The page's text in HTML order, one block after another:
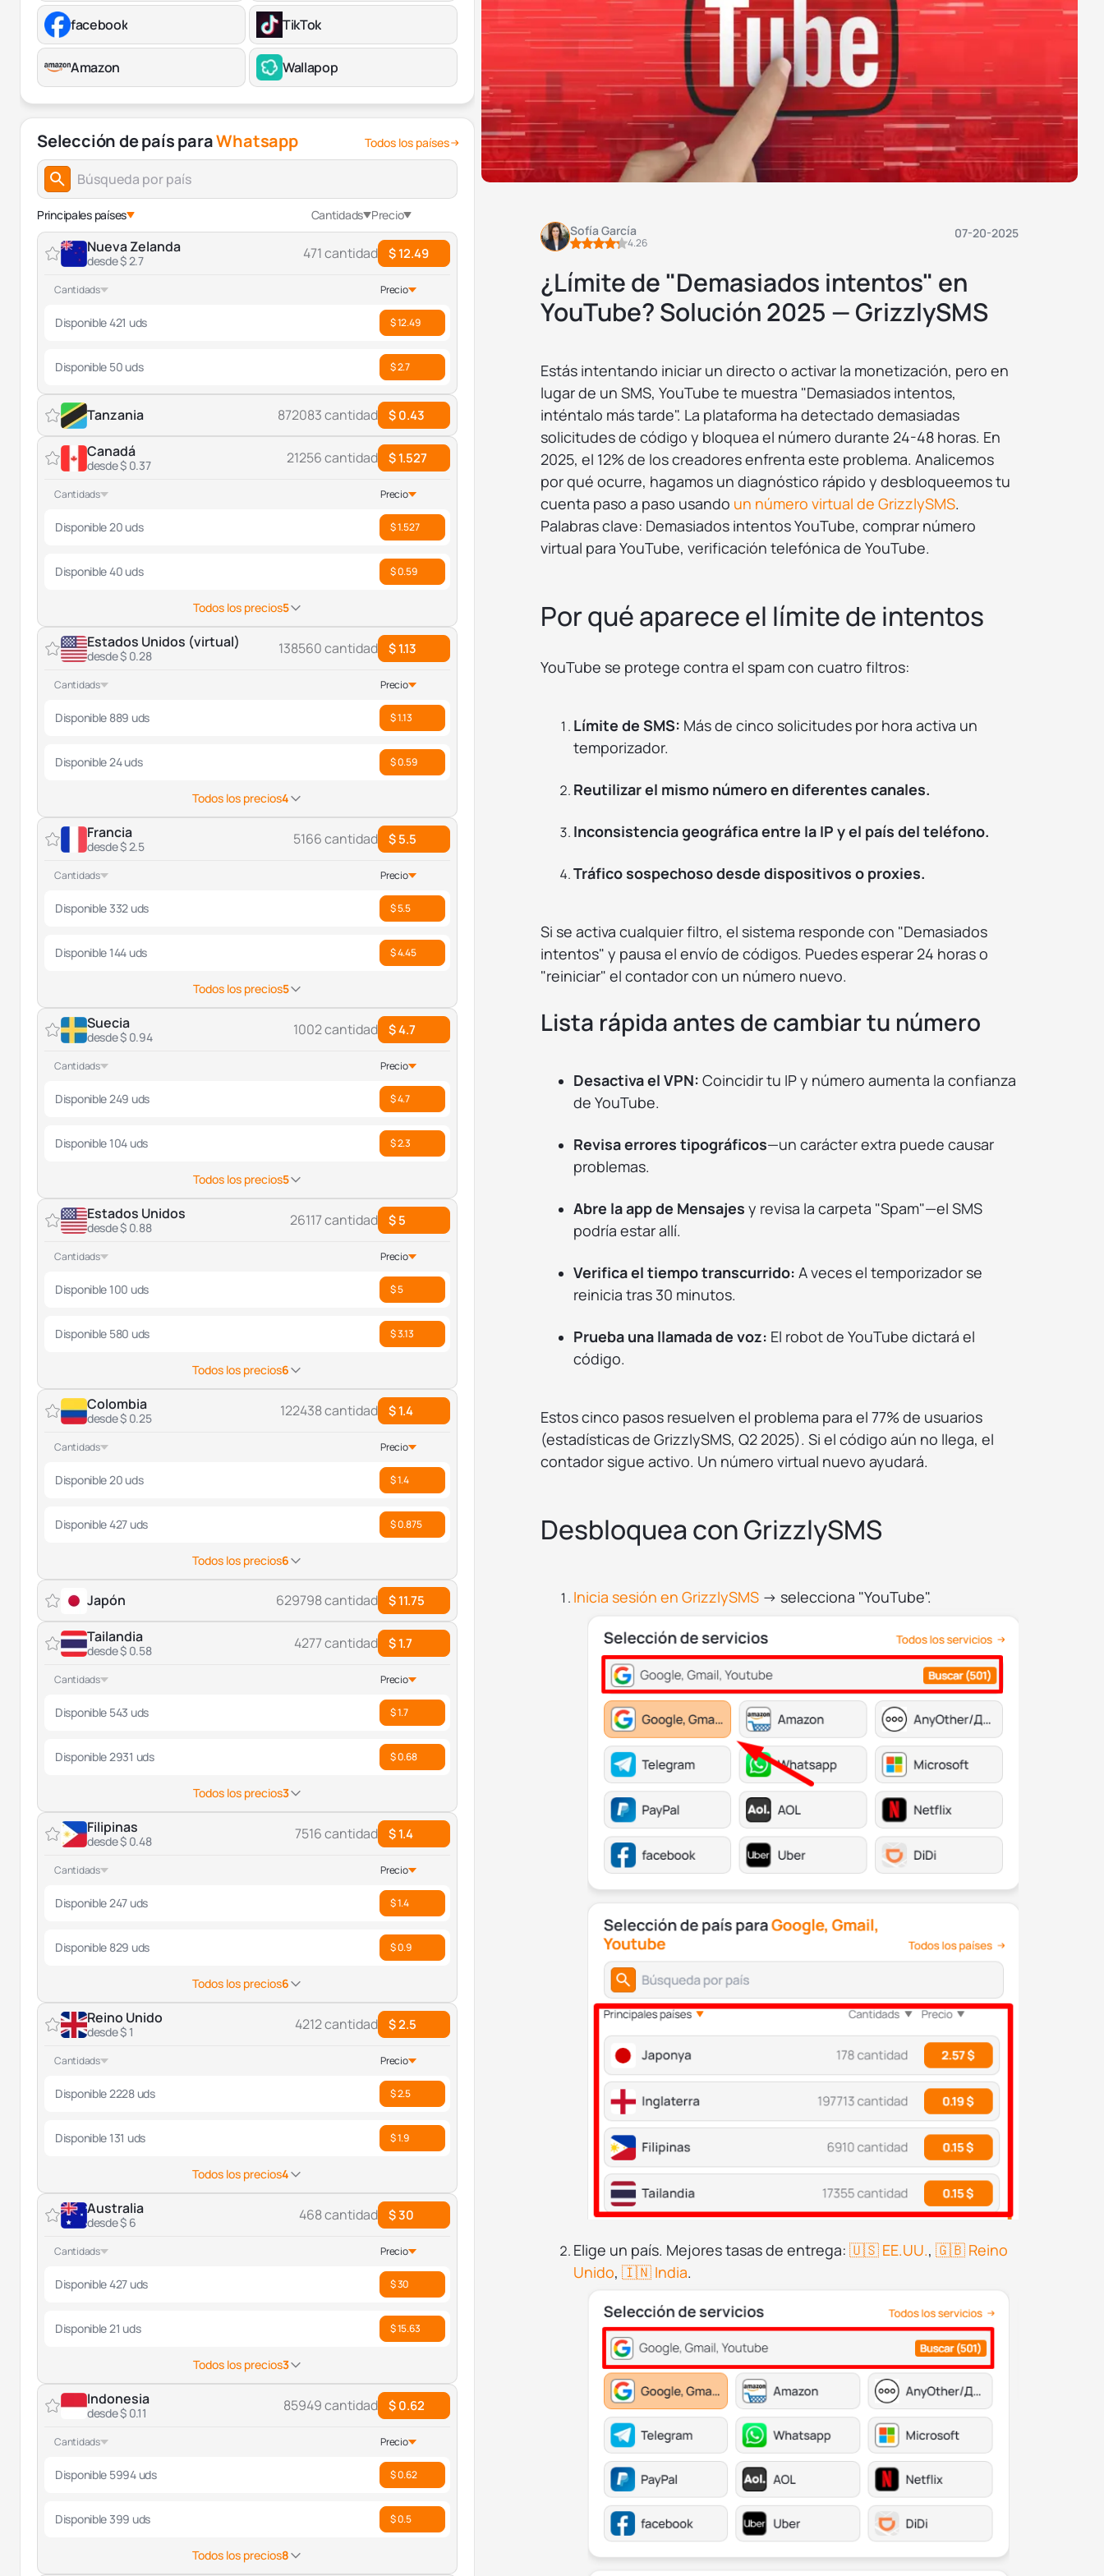
facebook TikTok
Amazon Wallapop
Selección de país paraWhatsapp Todos los países
Principales países Cantidads Precio
Nueva Zelanda
desde $ 2.7 471 cantidad $ 12.49
Cantidads Precio
Disponible 421 uds $ 12.49
Disponible 50 uds $ 2.7
Tanzania 872083 cantidad $ 0.43
Canadá
desde $ 0.37 21256 cantidad $ 1.527
Cantidads Precio
Disponible 20 uds $ 1.527
Disponible 40 uds $ 0.59
Todos los precios5
Estados Unidos (virtual)
desde $ 0.28 138560 cantidad $ 1.13
Cantidads Precio
Disponible 889 uds $ 1.13
Disponible 24 uds $ 0.59
Todos los precios4
Francia
desde $ 2.5 5166 cantidad $ 5.5
Cantidads Precio
Disponible 332 uds $ 5.5
Disponible 144 uds $ 4.45
Todos los precios5
Suecia
desde $ 0.94 1002 cantidad $ 4.7
Cantidads Precio
Disponible 249 uds $ 4.7
Disponible 104 uds $ 2.3
Todos los precios5
Estados Unidos
desde $ 0.88 26117 cantidad $ 5
Cantidads Precio
Disponible 100 uds $ 5
Disponible 580 uds $ 3.13
Todos los precios6
Colombia
desde $ 0.25 122438 cantidad $ 1.4
Cantidads Precio
Disponible 20 uds $ 1.4
Disponible 427 uds $ 0.875
Todos los precios6
Japón 629798 cantidad $ 11.75
Tailandia
desde $ 0.58 4277 cantidad $ 1.7
Cantidads Precio
Disponible 543 uds $ 1.7
Disponible 2931 uds $ 0.68
Todos los precios3
Filipinas
desde $ 0.48 7516 cantidad $ 1.4
Cantidads Precio
Disponible 247 uds $ 1.4
Disponible 829 uds $ 0.9
Todos los precios6
Reino Unido
desde $ 1 4212 cantidad $ 2.5
Cantidads Precio
Disponible 2228 uds $ 2.5
Disponible 131 uds $ 1.9
Todos los precios4
Australia
desde $ 6 468 cantidad $ 30
Cantidads Precio
Disponible 427 uds $ 30
Disponible 21 uds $ 15.63
Todos los precios3
Indonesia
desde $ 0.11 85949 cantidad $ 0.62
Cantidads Precio
Disponible 5994 uds $ 0.62
Disponible 399 uds $ 0.5
Todos los precios8
Sofía García
4.26
07-20-2025
¿Límite de "Demasiados intentos" en
YouTube? Solución 2025 — GrizzlySMS
Estás intentando iniciar un directo o activar la monetización, pero en
lugar de un SMS, YouTube te muestra "Demasiados intentos,
inténtalo más tarde". La plataforma ha detectado demasiadas
solicitudes de código y bloquea el número durante 24-48 horas. En
2025, el 12% de los creadores enfrenta este problema. Analicemos
por qué ocurre, hagamos un diagnóstico rápido y desbloqueemos tu
cuenta paso a paso usando un número virtual de GrizzlySMS.
Palabras clave: Demasiados intentos YouTube, comprar número
virtual para YouTube, verificación telefónica de YouTube.
Por qué aparece el límite de intentos
YouTube se protege contra el spam con cuatro filtros:
Límite de SMS: Más de cinco solicitudes por hora activa un
temporizador.
Reutilizar el mismo número en diferentes canales.
Inconsistencia geográfica entre la IP y el país del teléfono.
Tráfico sospechoso desde dispositivos o proxies.
Si se activa cualquier filtro, el sistema responde con "Demasiados
intentos" y pausa el envío de códigos. Puedes esperar 24 horas o
"reiniciar" el contador con un número nuevo.
Lista rápida antes de cambiar tu número
Desactiva el VPN: Coincidir tu IP y número aumenta la confianza
de YouTube.
Revisa errores tipográficos—un carácter extra puede causar
problemas.
Abre la app de Mensajes y revisa la carpeta "Spam"—el SMS
podría estar allí.
Verifica el tiempo transcurrido: A veces el temporizador se
reinicia tras 30 minutos.
Prueba una llamada de voz: El robot de YouTube dictará el
código.
Estos cinco pasos resuelven el problema para el 77% de usuarios
(estadísticas de GrizzlySMS, Q2 2025). Si el código aún no llega, el
contador sigue activo. Un número virtual nuevo ayudará.
Desbloquea con GrizzlySMS
Inicia sesión en GrizzlySMS → selecciona "YouTube".
Elige un país. Mejores tasas de entrega: 🇺🇸 EE.UU., 🇬🇧 Reino
Unido, 🇮🇳 India.